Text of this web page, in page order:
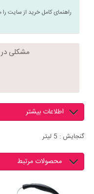
راهنمای کامل خرید از سایت
مشکلی در
اطلاعات بیشتر
گنجایش : 5 لیتر
محصولات مرتبط